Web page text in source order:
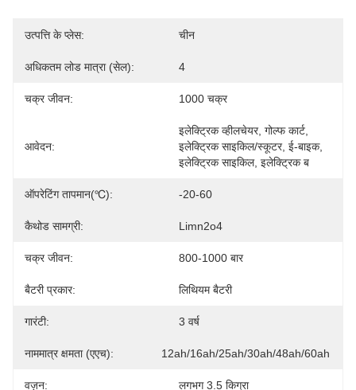
उत्पत्ति के प्लेस: चीन
अधिकतम लोड मात्रा (सेल): 4
चक्र जीवन: 1000 चक्र
आवेदन:
इलेक्ट्रिक व्हीलचेयर, गोल्फ कार्ट,
इलेक्ट्रिक साइकिल/स्कूटर, ई-बाइक,
इलेक्ट्रिक साइकिल, इलेक्ट्रिक ब
ऑपरेटिंग तापमान(℃): -20-60
कैथोड सामग्री: Limn2o4
चक्र जीवन: 800-1000 बार
बैटरी प्रकार: लिथियम बैटरी
गारंटी: 3 वर्ष
नाममात्र क्षमता (एएच): 12ah/16ah/25ah/30ah/48ah/60ah
वज़न: लगभग 3.5 किग्रा